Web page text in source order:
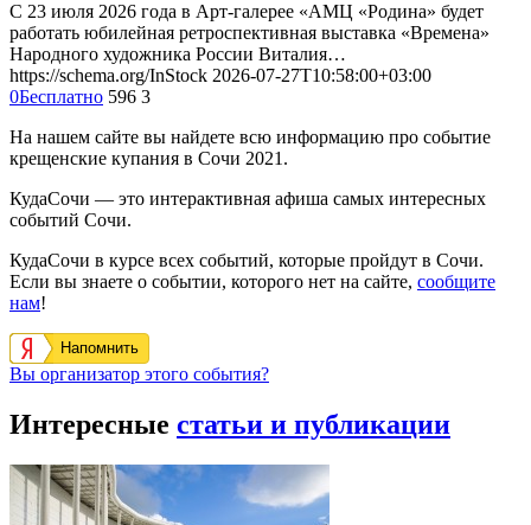
С 23 июля 2026 года в Арт-галерее «АМЦ «Родина» будет
работать юбилейная ретроспективная выставка «Времена»
Народного художника России Виталия…
https://schema.org/InStock 2026-07-27T10:58:00+03:00
0Бесплатно 596 3
На нашем сайте вы найдете всю информацию про событие
крещенские купания в Сочи 2021.
КудаСочи — это интерактивная афиша самых интересных
событий Сочи.
КудаСочи в курсе всех событий, которые пройдут в Сочи.
Если вы знаете о событии, которого нет на сайте, сообщите
нам!
Напомнить
Вы организатор этого события?
Интересные статьи и публикации